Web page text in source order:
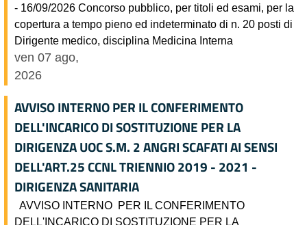
- 16/09/2026 Concorso pubblico, per titoli ed esami, per la
copertura a tempo pieno ed indeterminato di n. 20 posti di
Dirigente medico, disciplina Medicina Interna
ven 07 ago,
2026
AVVISO INTERNO PER IL CONFERIMENTO
DELL'INCARICO DI SOSTITUZIONE PER LA
DIRIGENZA UOC S.M. 2 ANGRI SCAFATI AI SENSI
DELL'ART.25 CCNL TRIENNIO 2019 - 2021 -
DIRIGENZA SANITARIA
AVVISO INTERNO PER IL CONFERIMENTO
DELL'INCARICO DI SOSTITUZIONE PER LA